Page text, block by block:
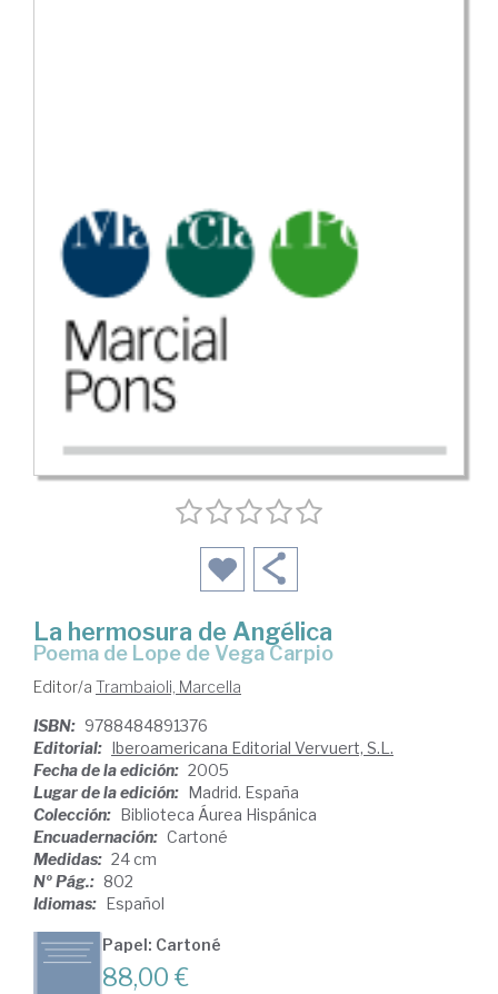
La hermosura de Angélica
poema de Lope de Vega Carpio
Editor/a Trambaioli, Marcella
ISBN: 9788484891376
Editorial: Iberoamericana Editorial Vervuert, S.L.
Fecha de la edición: 2005
Lugar de la edición: Madrid. España
Colección: Biblioteca Áurea Hispánica
Encuadernación: Cartoné
Medidas: 24 cm
Nº Pág.: 802
Idiomas: Español
Papel: Cartoné
88,00 €